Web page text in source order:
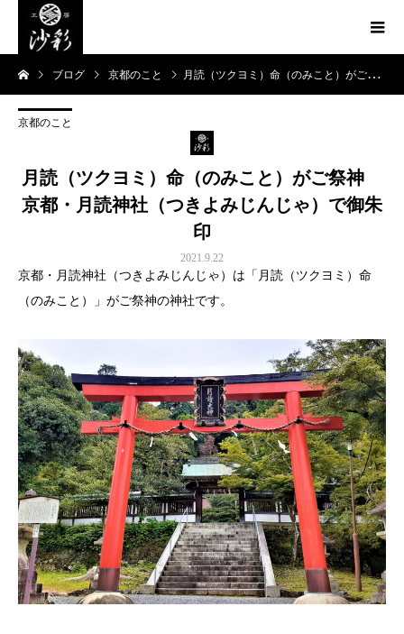
ブログ 京都のこと 月読（ツクヨミ）命（のみこと）がご祭神 京都・月読神社（つきよみじんじゃ）で御朱印
京都のこと
月読（ツクヨミ）命（のみこと）がご祭神
京都・月読神社（つきよみじんじゃ）で御朱
印
2021.9.22
京都・月読神社（つきよみじんじゃ）は「月読（ツクヨミ）命
（のみこと）」がご祭神の神社です。